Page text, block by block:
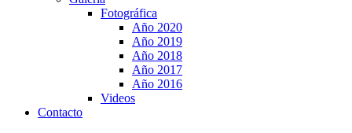
Fotográfica
Año 2020
Año 2019
Año 2018
Año 2017
Año 2016
Videos
Contacto